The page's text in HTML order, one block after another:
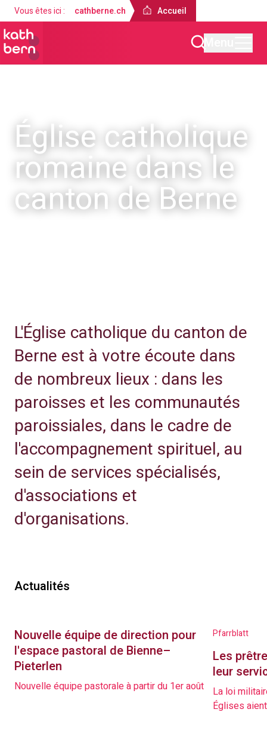
Vous êtes ici : cathberne.ch Accueil
Église catholique
romaine dans le
canton de Berne
L'Église catholique du canton de
Berne est à votre écoute dans
de nombreux lieux : dans les
paroisses et les communautés
paroissiales, dans le cadre de
l'accompagnement spirituel, au
sein de services spécialisés,
d'associations et
d'organisations.
Actualités
Nouvelle équipe de direction pour
l'espace pastoral de Bienne–
Pieterlen
Nouvelle équipe pastorale à partir du 1er août
Pfarrblatt
Les
leur
La loi
Églises